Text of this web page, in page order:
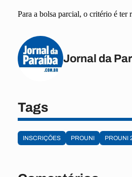
Para a bolsa parcial, o critério é ter
Jornal da
Tags
INSCRIÇÕES PROUNI PROUNI